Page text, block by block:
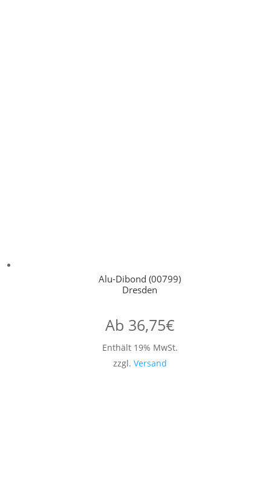
Alu-Dibond (00799)
Dresden
Ab 36,75€
Enthält 19% MwSt.
zzgl. Versand